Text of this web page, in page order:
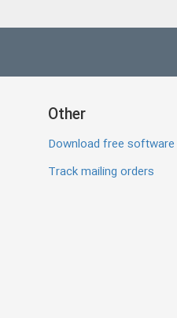
Other
Download free software
Track mailing orders